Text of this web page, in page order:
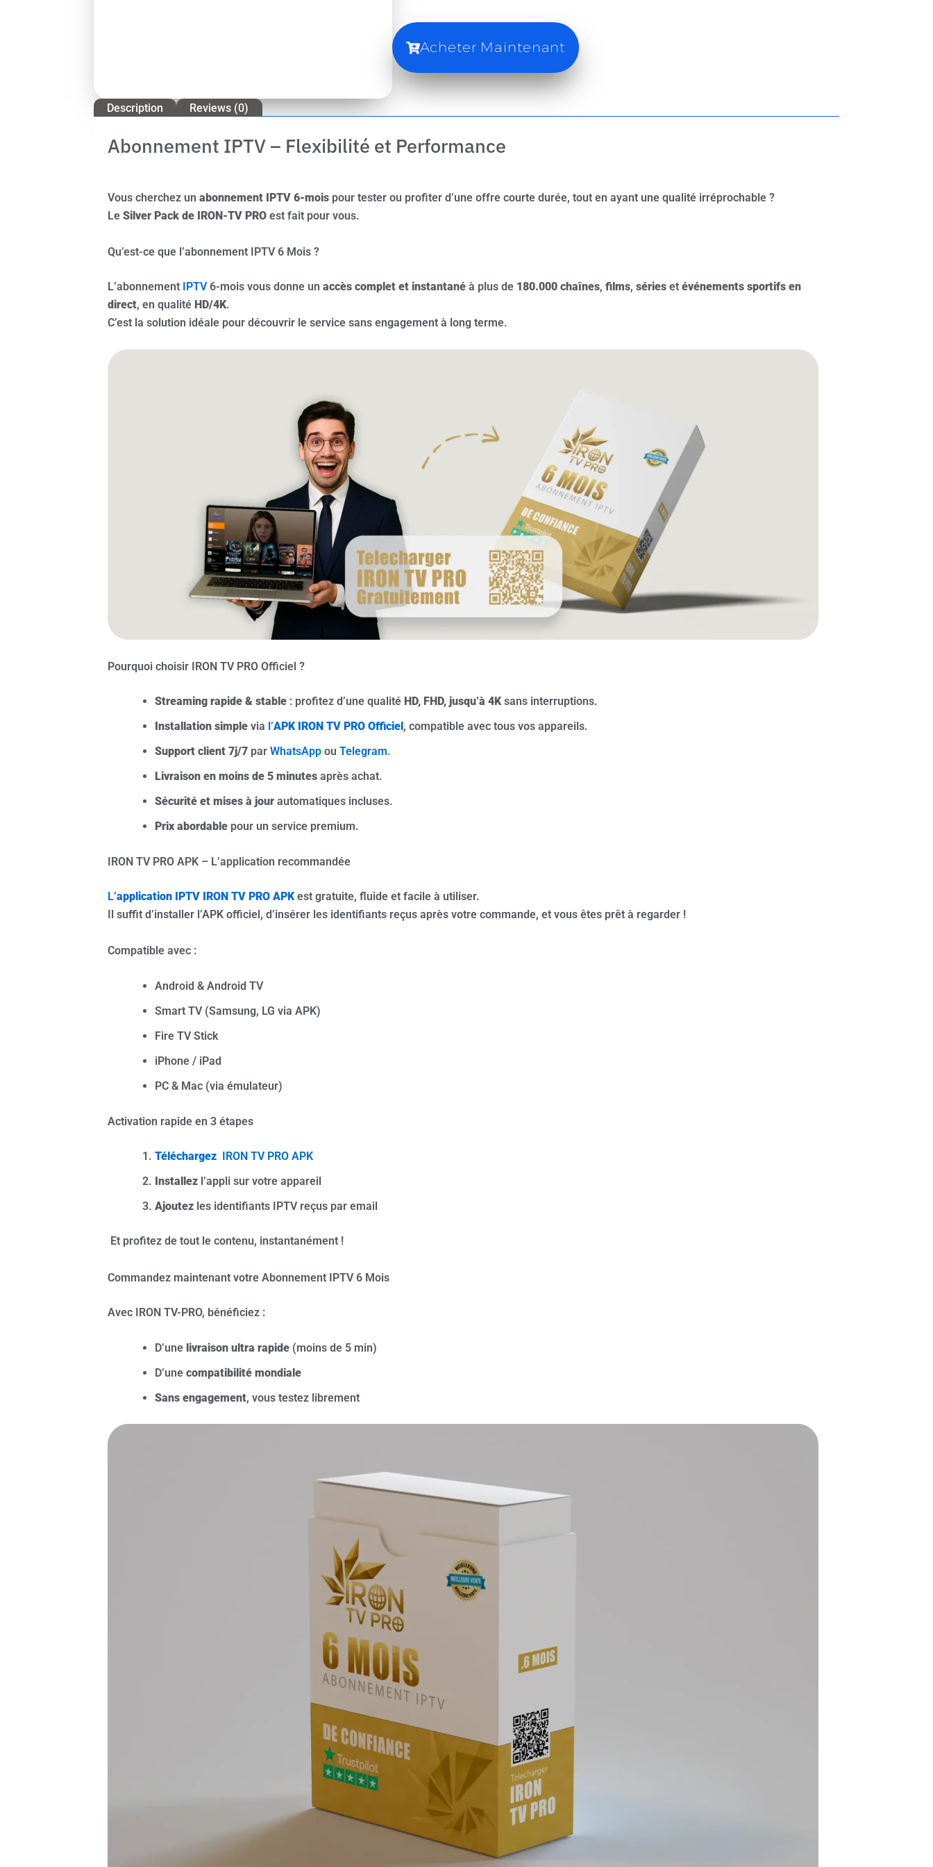
Acheter Maintenant
Description Reviews (0)
Abonnement IPTV – Flexibilité et Performance
Vous cherchez un abonnement IPTV 6-moispour tester ou profiter d’une offre courte durée, tout en ayant une qualité irréprochable ?
Le Silver Pack de IRON-TV PROest fait pour vous.
Qu’est-ce que l’abonnement IPTV 6 Mois ?
L’abonnement IPTV6-mois vous donne un accès complet et instantanéà plus de 180.000 chaînes, films, sérieset événements sportifs en
direct, en qualité HD/4K.
C’est la solution idéale pour découvrir le service sans engagement à long terme.
Pourquoi choisir IRON TV PRO Officiel ?
Streaming rapide & stable: profitez d’une qualité HD, FHD, jusqu’à 4Ksans interruptions.
Installation simplevia l’APK IRON TV PRO Officiel, compatible avec tous vos appareils.
Support client 7j/7par WhatsAppou Telegram.
Livraison en moins de 5 minutesaprès achat.
Sécurité et mises à jourautomatiques incluses.
Prix abordablepour un service premium.
IRON TV PRO APK – L’application recommandée
L’application IPTV IRON TV PRO APKest gratuite, fluide et facile à utiliser.
Il suffit d’installer l’APK officiel, d’insérer les identifiants reçus après votre commande, et vous êtes prêt à regarder !
Compatible avec :
Android & Android TV
Smart TV (Samsung, LG via APK)
Fire TV Stick
iPhone / iPad
PC & Mac (via émulateur)
Activation rapide en 3 étapes
TéléchargezIRON TV PRO APK
Installezl’appli sur votre appareil
Ajoutezles identifiants IPTV reçus par email
Et profitez de tout le contenu, instantanément !
Commandez maintenant votre Abonnement IPTV 6 Mois
Avec IRON TV-PRO, bénéficiez :
D’une livraison ultra rapide(moins de 5 min)
D’une compatibilité mondiale
Sans engagement, vous testez librement